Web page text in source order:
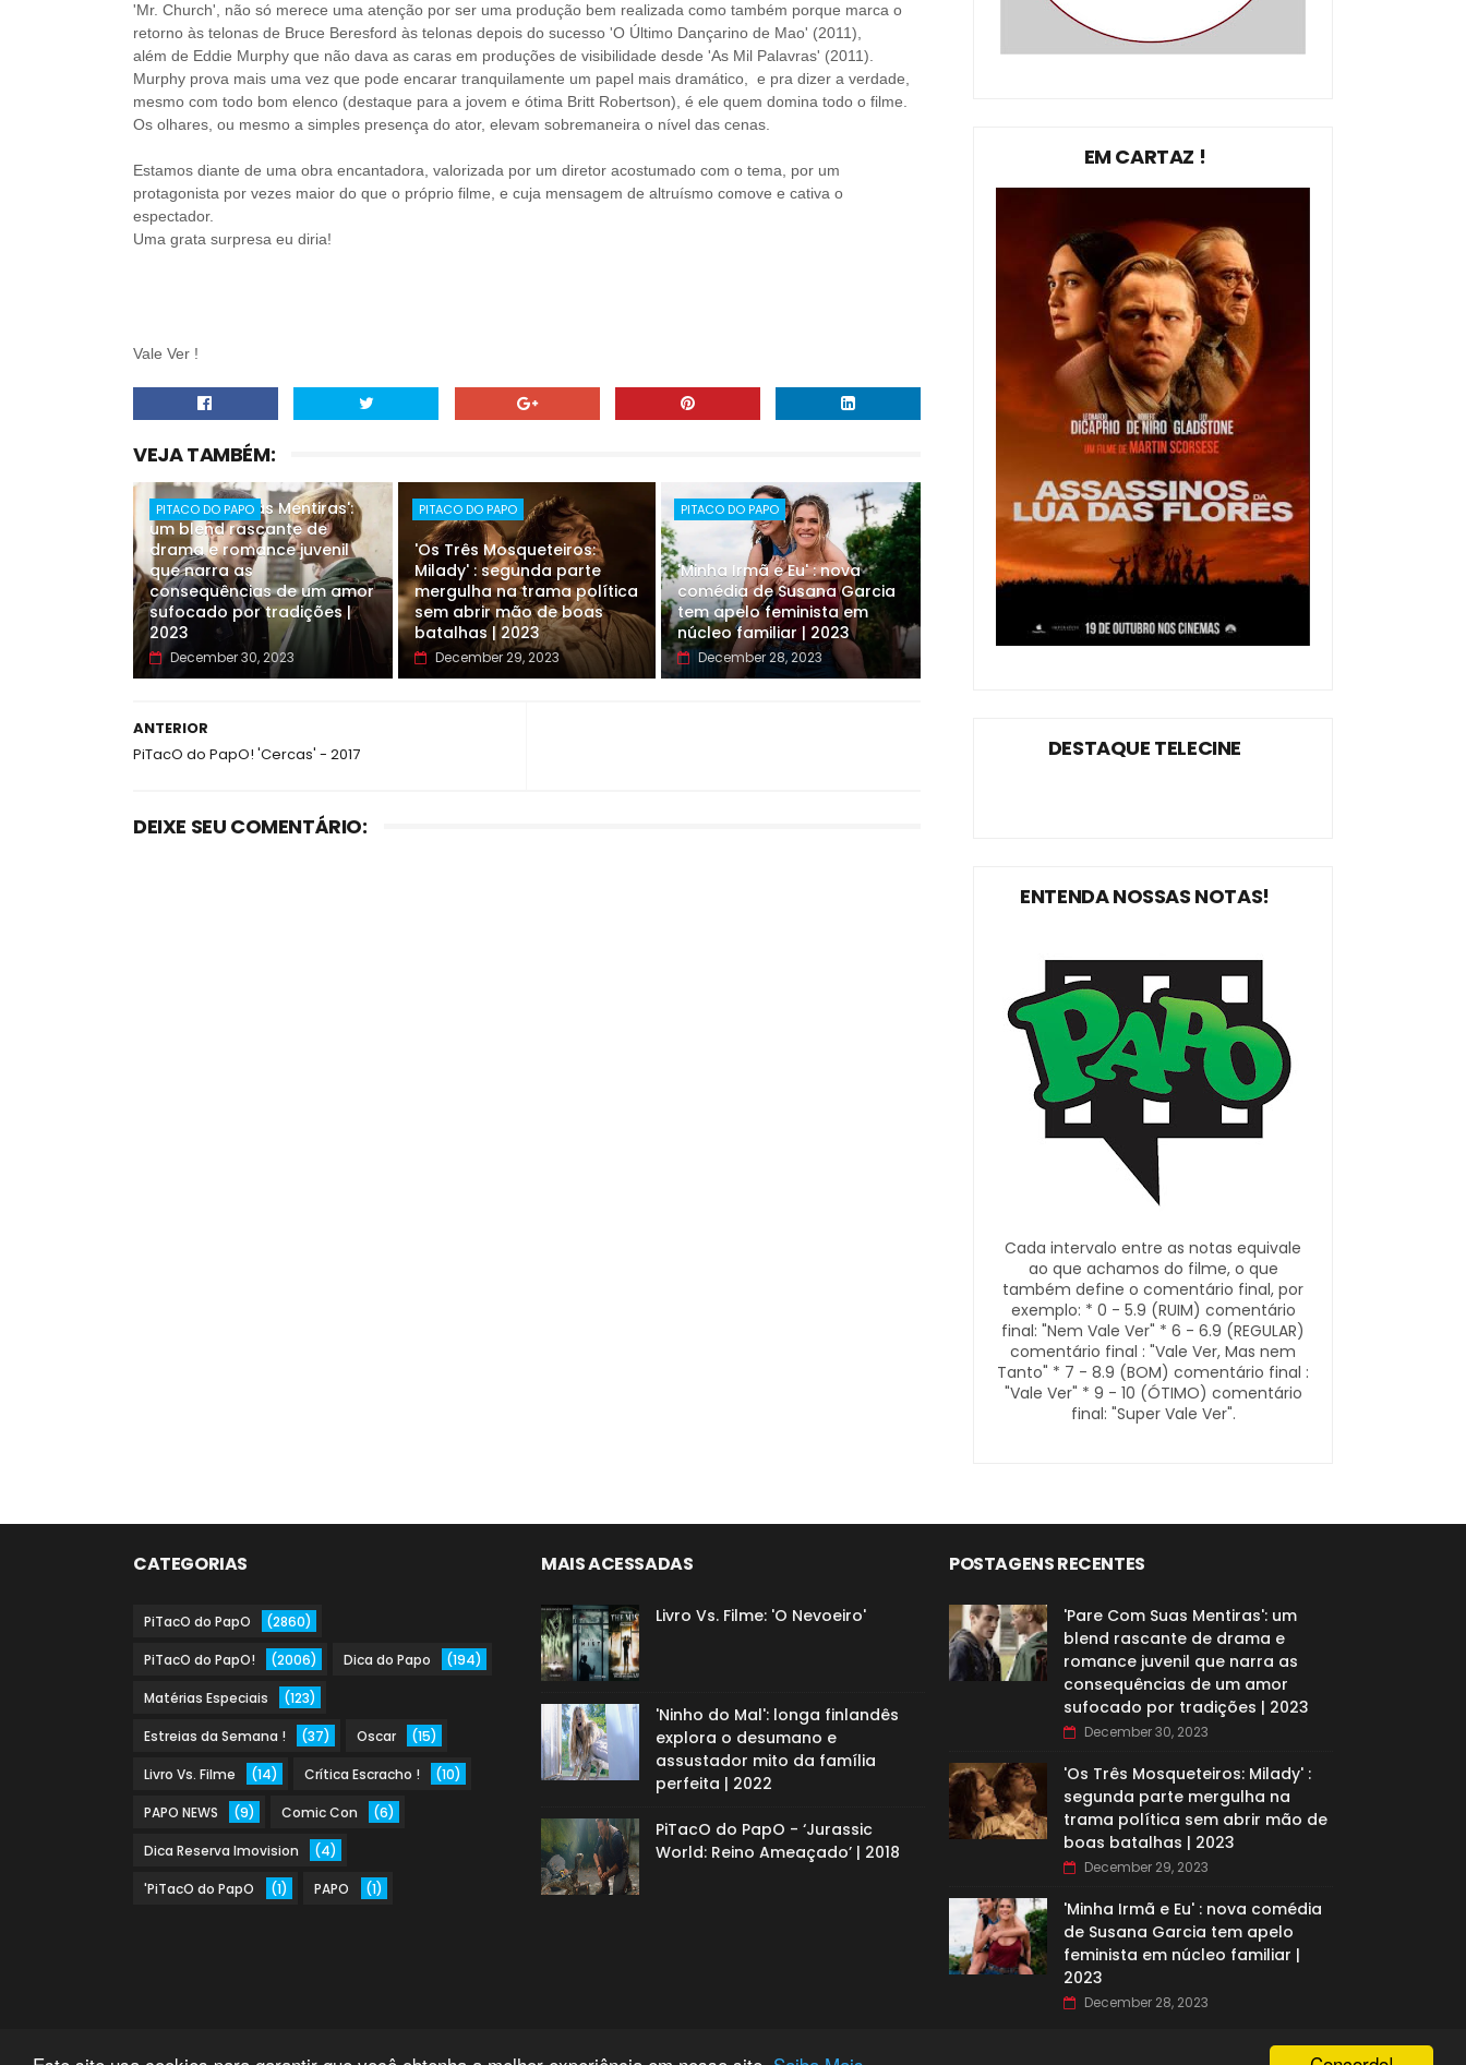
'Mr. Church', não só merece uma atenção por ser uma produção bem realizada como também porque marca o
retorno às telonas de Bruce Beresford às telonas depois do sucesso 'O Último Dançarino de Mao' (2011),
além de Eddie Murphy que não dava as caras em produções de visibilidade desde 'As Mil Palavras' (2011).
Murphy prova mais uma vez que pode encarar tranquilamente um papel mais dramático, e pra dizer a verdade,
mesmo com todo bom elenco (destaque para a jovem e ótima Britt Robertson), é ele quem domina todo o filme.
Os olhares, ou mesmo a simples presença do ator, elevam sobremaneira o nível das cenas.
Estamos diante de uma obra encantadora, valorizada por um diretor acostumado com o tema, por um
protagonista por vezes maior do que o próprio filme, e cuja mensagem de altruísmo comove e cativa o
espectador.
Uma grata surpresa eu diria!
Vale Ver !
VEJA TAMBÉM:
PITACO DO PAPO
'Pare Com Suas Mentiras':
um blend rascante de
drama e romance juvenil
que narra as
consequências de um amor
sufocado por tradições |
2023
December 30, 2023
PITACO DO PAPO
'Os Três Mosqueteiros:
Milady' : segunda parte
mergulha na trama política
sem abrir mão de boas
batalhas | 2023
December 29, 2023
PITACO DO PAPO
'Minha Irmã e Eu' : nova
comédia de Susana Garcia
tem apelo feminista em
núcleo familiar | 2023
December 28, 2023
ANTERIOR
PiTacO do PapO! 'Cercas' - 2017
DEIXE SEU COMENTÁRIO:
EM CARTAZ !
DESTAQUE TELECINE
ENTENDA NOSSAS NOTAS!
Cada intervalo entre as notas equivale
ao que achamos do filme, o que
também define o comentário final, por
exemplo: * 0 - 5.9 (RUIM) comentário
final: "Nem Vale Ver" * 6 - 6.9 (REGULAR)
comentário final : "Vale Ver, Mas nem
Tanto" * 7 - 8.9 (BOM) comentário final :
"Vale Ver" * 9 - 10 (ÓTIMO) comentário
final: "Super Vale Ver".
CATEGORIAS
PiTacO do PapO (2860)
PiTacO do PapO! (2006) Dica do Papo (194)
Matérias Especiais (123)
Estreias da Semana ! (37) Oscar (15)
Livro Vs. Filme (14) Crítica Escracho ! (10)
PAPO NEWS (9) Comic Con (6)
Dica Reserva Imovision (4)
'PiTacO do PapO (1) PAPO (1)
MAIS ACESSADAS
Livro Vs. Filme: 'O Nevoeiro'
'Ninho do Mal': longa finlandês
explora o desumano e
assustador mito da família
perfeita | 2022
PiTacO do PapO - ‘Jurassic
World: Reino Ameaçado’ | 2018
POSTAGENS RECENTES
'Pare Com Suas Mentiras': um
blend rascante de drama e
romance juvenil que narra as
consequências de um amor
sufocado por tradições | 2023
December 30, 2023
'Os Três Mosqueteiros: Milady' :
segunda parte mergulha na
trama política sem abrir mão de
boas batalhas | 2023
December 29, 2023
'Minha Irmã e Eu' : nova comédia
de Susana Garcia tem apelo
feminista em núcleo familiar |
2023
December 28, 2023